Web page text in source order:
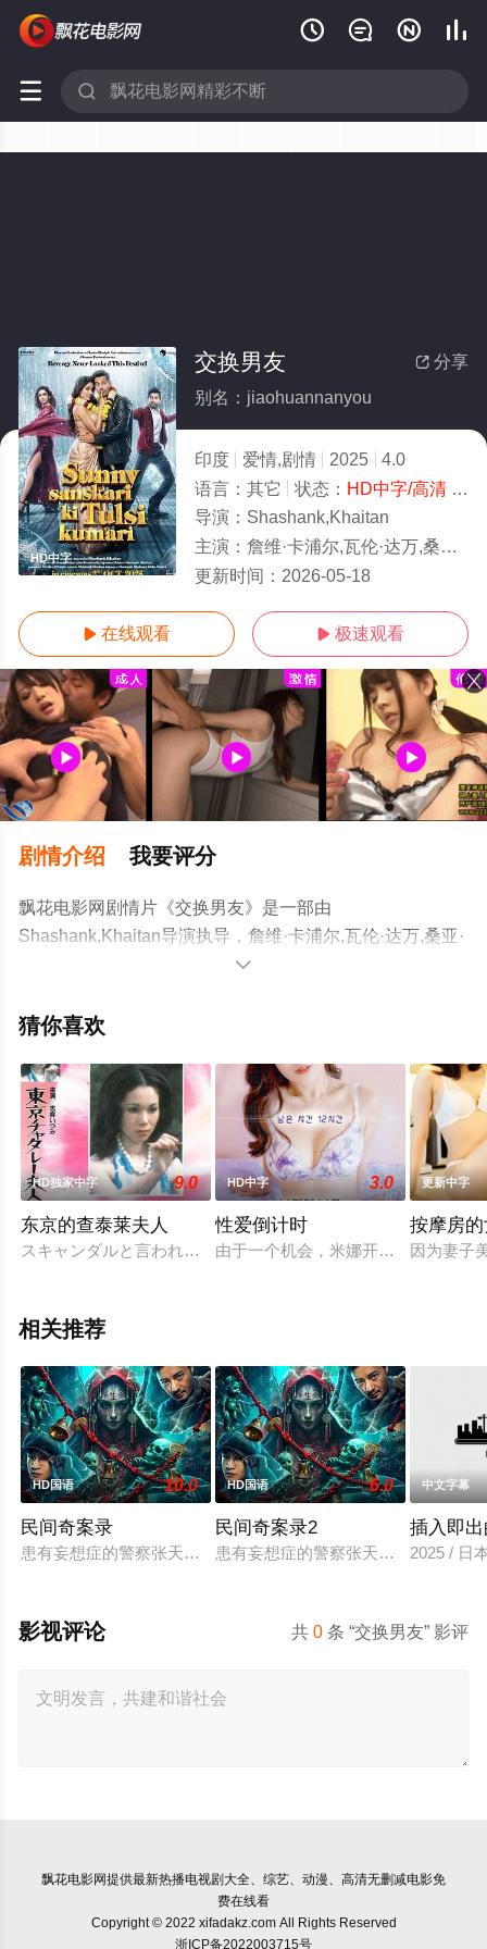
   
 
HD中字
 分享
交换男友
别名：jiaohuannanyou
印度 爱情,剧情 2025
4.0
语言： 其它 状态： HD中字/高清- 免费在线观看
导演： Shashank,Khaitan
主演： 詹维·卡浦尔,瓦伦·达万,桑亚·玛荷塔,阿克谢·欧贝罗伊,罗希特·萨拉夫,Manoj,Jo
更新时间： 2026-05-18
 在线观看  极速观看
剧情介绍 我要评分
飘花电影网剧情片《交换男友》是一部由
Shashank,Khaitan导演执导，詹维·卡浦尔,瓦伦·达万,桑亚·
玛荷塔,阿克谢·欧贝罗伊,罗希特·萨拉
朵拉·卡肖
等演员精彩演绎的印度电影，手机免费观看高清未删减完
整版电影大全就上飘花影院，更多相关信息可移步至豆瓣
电影、电视猫或剧情网等平台了解。
。

猜你喜欢
HD独家中字 9.0
东京的查泰莱夫人
スキャンダルと言われても運命を蹴って私は走る！白樺林は
HD中字 3.0
性爱倒计时
由于一个机会，米娜开始看到她的余
更新中字
按摩房
因为妻子
相关推荐
HD国语 10.0
民间奇案录
患有妄想症的警察张天盛遇上一起离奇的神像杀人事件，勘案过
HD国语 6.0
民间奇案录2
患有妄想症的警察张天盛遇上一起离
中文字幕
插入即
2025 / 日
共0 条 “交换男友” 影评
影视评论
飘花电影网提供最新热播电视剧大全、综艺、动漫、高清无删减电影免
费在线看
Copyright © 2022 xifadakz.com All Rights Reserved
浙ICP备2022003715号